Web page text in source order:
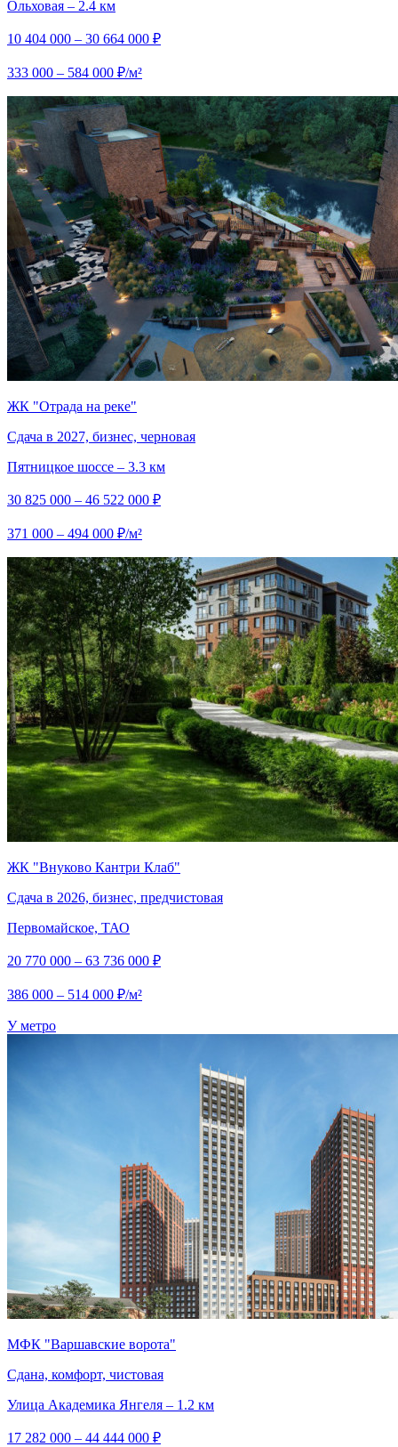
Ольховая – 2.4 км
10 404 000 – 30 664 000 ₽
333 000 – 584 000 ₽/м²
ЖК "Отрада на реке"
Сдача в 2027, бизнес, черновая
Пятницкое шоссе – 3.3 км
30 825 000 – 46 522 000 ₽
371 000 – 494 000 ₽/м²
ЖК "Внуково Кантри Клаб"
Сдача в 2026, бизнес, предчистовая
Первомайское, ТАО
20 770 000 – 63 736 000 ₽
386 000 – 514 000 ₽/м²
У метро
МФК "Варшавские ворота"
Сдана, комфорт, чистовая
Улица Академика Янгеля – 1.2 км
17 282 000 – 44 444 000 ₽